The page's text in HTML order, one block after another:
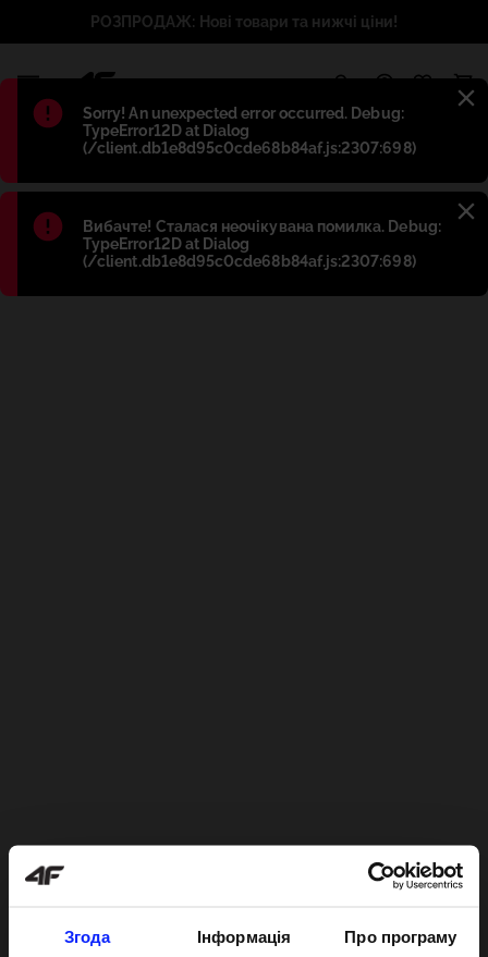
Згода Інформація Про програму
Błąd:
Sorry! An unexpected error occurred. Debug:
TypeError12D at Dialog
(/client.db1e8d95c0cde68b84af.js:2307:698)
Błąd:
Вибачте! Сталася неочікувана помилка. Debug:
TypeError12D at Dialog
(/client.db1e8d95c0cde68b84af.js:2307:698)
РОЗПРОДАЖ: Нові товари та нижчі ціни!